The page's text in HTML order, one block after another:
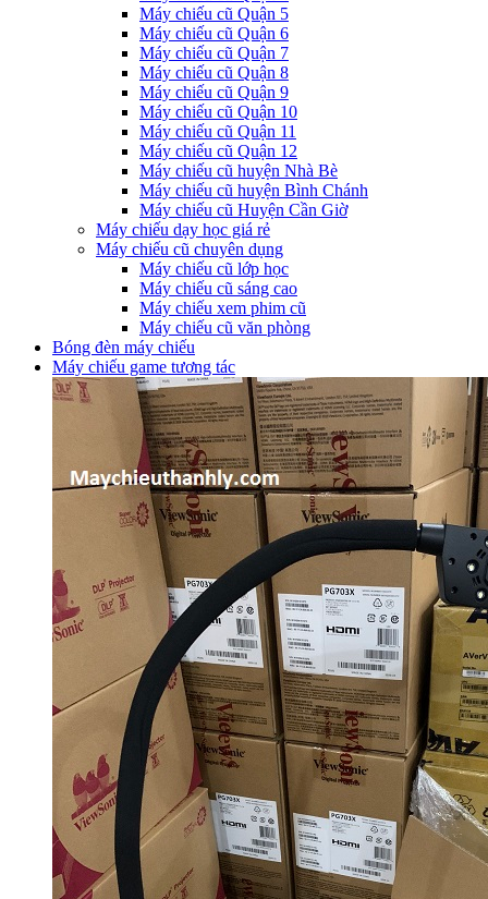
Máy chiếu cũ Quận 5
Máy chiếu cũ Quận 6
Máy chiếu cũ Quận 7
Máy chiếu cũ Quận 8
Máy chiếu cũ Quận 9
Máy chiếu cũ Quận 10
Máy chiếu cũ Quận 11
Máy chiếu cũ Quận 12
Máy chiếu cũ huyện Nhà Bè
Máy chiếu cũ huyện Bình Chánh
Máy chiếu cũ Huyện Cần Giờ
Máy chiếu dạy học giá rẻ
Máy chiếu cũ chuyên dụng
Máy chiếu cũ lớp học
Máy chiếu cũ sáng cao
Máy chiếu xem phim cũ
Máy chiếu cũ văn phòng
Bóng đèn máy chiếu
Máy chiếu game tương tác